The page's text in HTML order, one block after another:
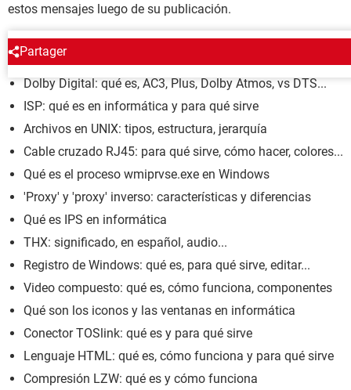
estos mensajes luego de su publicación.
Partager
ENCICLOPEDIA
Dolby Digital: qué es, AC3, Plus, Dolby Atmos, vs DTS...
ISP: qué es en informática y para qué sirve
Archivos en UNIX: tipos, estructura, jerarquía
Cable cruzado RJ45: para qué sirve, cómo hacer, colores...
Qué es el proceso wmiprvse.exe en Windows
'Proxy' y 'proxy' inverso: características y diferencias
Qué es IPS en informática
THX: significado, en español, audio...
Registro de Windows: qué es, para qué sirve, editar...
Video compuesto: qué es, cómo funciona, componentes
Qué son los iconos y las ventanas en informática
Conector TOSlink: qué es y para qué sirve
Lenguaje HTML: qué es, cómo funciona y para qué sirve
Compresión LZW: qué es y cómo funciona